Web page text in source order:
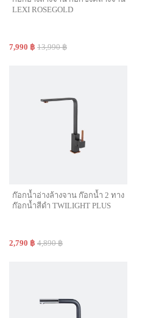
LEXI ROSEGOLD
7,990 ฿ 13,990 ฿
ก๊อกน้ำอ่างล้างจาน ก๊อกน้ำ 2 ทาง
ก๊อกน้ำสีดำ TWILIGHT PLUS
2,790 ฿ 4,890 ฿